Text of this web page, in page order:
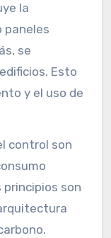
la
paneles
se
Esto
y el uso de
control son
son